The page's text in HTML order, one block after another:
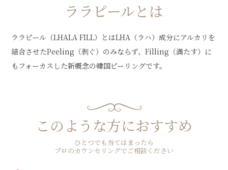
ララピールとは
ララピール（LHALA FILL）とはLHA（ラハ）成分にアルカリを
結合させたPeeling（剥ぐ）のみならず、Filling（満たす）に
もフォーカスした新概念の韓国ピーリングです。
このような方におすすめ
ひとつでも当てはまったら
プロのカウンセリングでご相談ください